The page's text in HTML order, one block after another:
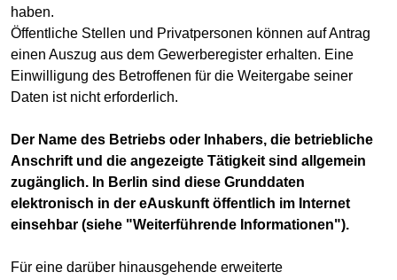
haben.
Öffentliche Stellen und Privatpersonen können auf Antrag
einen Auszug aus dem Gewerberegister erhalten. Eine
Einwilligung des Betroffenen für die Weitergabe seiner
Daten ist nicht erforderlich.
Der Name des Betriebs oder Inhabers, die betriebliche
Anschrift und die angezeigte Tätigkeit sind allgemein
zugänglich. In Berlin sind diese Grunddaten
elektronisch in der eAuskunft öffentlich im Internet
einsehbar (siehe "Weiterführende Informationen").
Für eine darüber hinausgehende erweiterte